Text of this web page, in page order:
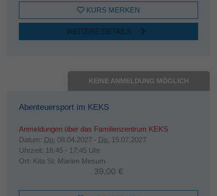
KURS MERKEN
WEITERE DETAILS
KEINE ANMELDUNG MÖGLICH
Abenteuersport im KEKS
Anmeldungen über das Familienzentrum KEKS
Datum: Do. 08.04.2027 - Do. 15.07.2027
Uhrzeit: 16:45 - 17:45 Uhr
Ort: Kita St. Marien Mesum
39,00 €